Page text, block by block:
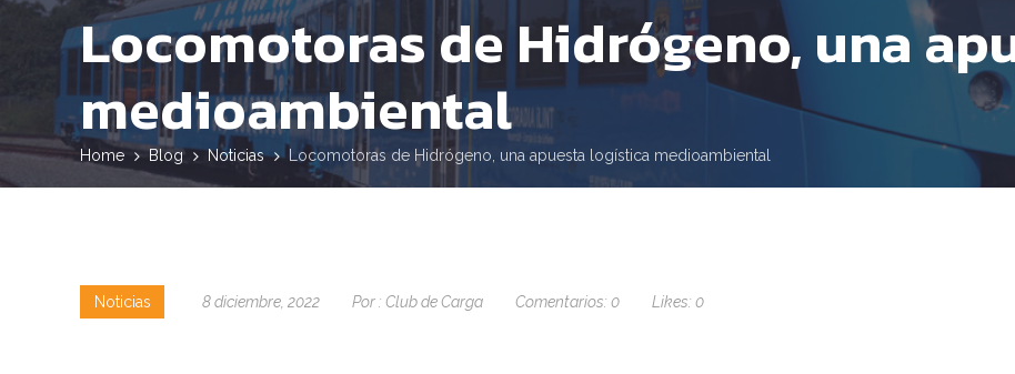
Locomotoras de Hidrógeno, una
medioambiental
Home Blog Noticias Locomotoras de Hidrógeno, una apuesta logística medioambiental
Noticias 8 diciembre, 2022 Por : Club de Carga Comentarios: 0 Likes: 0